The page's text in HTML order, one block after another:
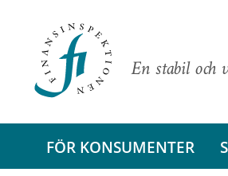
En stabil och
FÖR KONSUMENTER